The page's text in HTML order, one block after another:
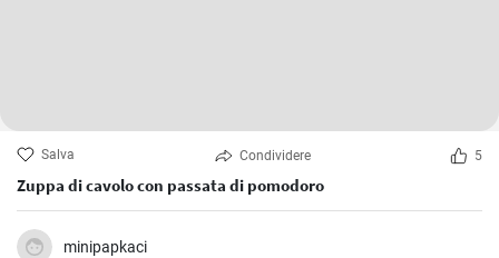
Salva Condividere 5
Zuppa di cavolo con passata di pomodoro
minipapkaci